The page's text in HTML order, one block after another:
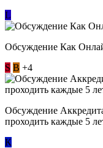
L
Обсуждение ​Как
S В +4
Обсуждение
проходить каждые 5
К